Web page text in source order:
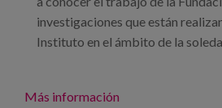
investigaciones que están
Instituto en el ámbito de la
Más información